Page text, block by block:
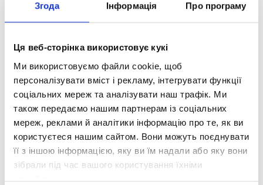
Згода Інформація Про програму
Ця веб-сторінка використовує кукі
Ми використовуємо файли cookie, щоб
персоналізувати вміст і рекламу, інтегрувати функції
соціальних мереж та аналізувати наш трафік. Ми
також передаємо нашим партнерам із соціальних
мереж, реклами й аналітики інформацію про те, як ви
користуєтеся нашим сайтом. Вони можуть поєднувати
її з іншою інформацією, яку ви їм надали або яку вони
зібрали під час вашого користування їхніми
службами.
Валерія Олександрівна
Завацька
Математика
Кваліфікація:
кваліфікаційна категорія «спеціаліст».